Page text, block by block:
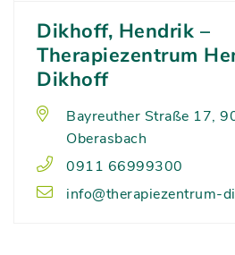
Dikhoff, Hendrik –
Therapiezentrum
Dikhoff
Bayreuther Straße 17,
Oberasbach
0911 66999300
info@therapiezentrum-